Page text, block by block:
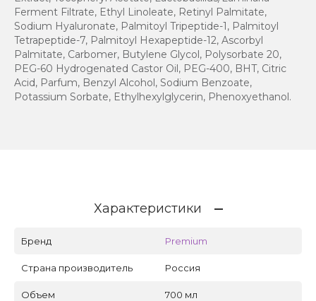
Ferment Filtrate, Ethyl Linoleate, Retinyl Palmitate,
Sodium Hyaluronate, Palmitoyl Tripeptide-1, Palmitoyl
Tetrapeptide-7, Palmitoyl Hexapeptide-12, Ascorbyl
Palmitate, Carbomer, Butylene Glycol, Polysorbate 20,
PEG-60 Hydrogenated Castor Oil, PEG-400, BHT, Citric
Acid, Parfum, Benzyl Alcohol, Sodium Benzoate,
Potassium Sorbate, Ethylhexylglycerin, Phenoxyethanol.
Характеристики
Бренд Premium
Страна производитель Россия
Объем 700 мл